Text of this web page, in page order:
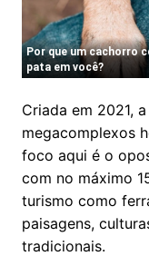
Criada em 2021,
megacomplexos
foco aqui é o
com no máximo
turismo como
paisagens,
tradicionais.